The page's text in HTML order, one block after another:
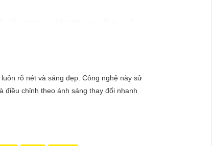
và sử dụng. Các thương hiệu camera AHD
từ mọi góc độ. Các hãng như Ezviz,
giải, góc quay, tính năng và thương hiệu
rõ nét và sáng đẹp. Công nghệ này sử
điều chỉnh theo ánh sáng thay đổi nhanh